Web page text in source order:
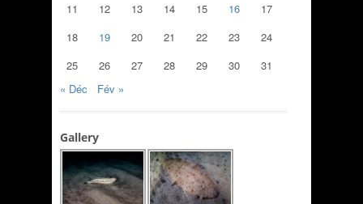
11
12 13 14 15 16
17
18
19 20 21 22 23
24
25
26 27 28 29 30
31
« Déc
Fév »
Gallery